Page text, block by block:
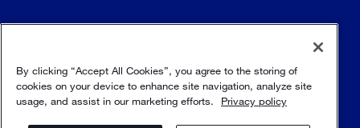
Cookie settings (EN)
Mapa del sitio
© Sulzer Ltd 1996 - 2025
By clicking “Accept All Cookies”, you agree to the storing of
cookies on your device to enhance site navigation, analyze site
usage, and assist in our marketing efforts.
Privacy policy